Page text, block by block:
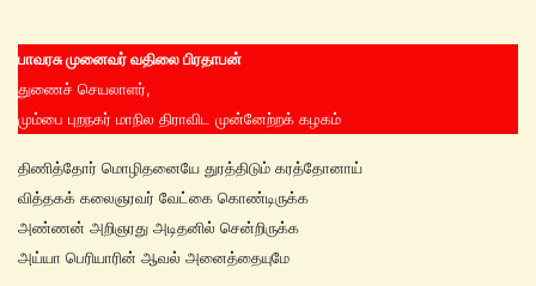
பாவரசு முனைவர் வதிலை பிரதாபன்
துணைச் செயலாளர்,
மும்பை புறநகர் மாநில திராவிட முன்னேற்றக் கழகம்
திணித்தோர் மொழிதனையே துரத்திடும் கரத்தோனாய்
வித்தகக் கலைஞரவர் வேட்கை கொண்டிருக்க
அண்ணன் அறிஞரது அடிதனில் சென்றிருக்க
அய்யா பெரியாரின் ஆவல் அனைத்தையுமே